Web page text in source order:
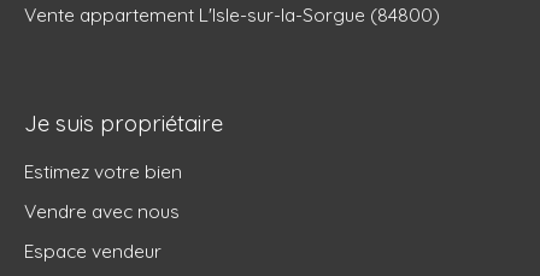
Vente appartement L'Isle-sur-la-Sorgue (84800)
Je suis propriétaire
Estimez votre bien
Vendre avec nous
Espace vendeur